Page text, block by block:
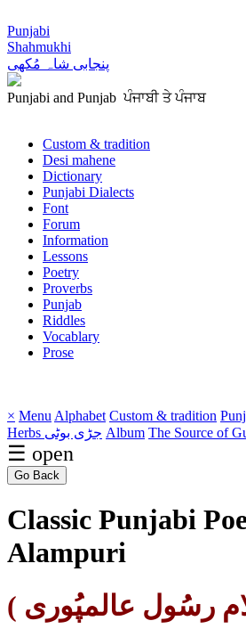
Punjabi
Shahmukhi
پنجابی شاہ مُکھی
Punjabi and Punjab ਪੰਜਾਬੀ ਤੇ ਪੰਜਾਬ
Custom & tradition
Desi mahene
Dictionary
Punjabi Dialects
Font
Forum
Information
Lessons
Poetry
Proverbs
Punjab
Riddles
Vocablary
Prose
× Menu Alphabet Custom & tradition
Herbs جڑی بوٹی Album The Source of
☰ open
Go Back
Classic Punjabi
Alampuri
رسُول عالمپُوری )